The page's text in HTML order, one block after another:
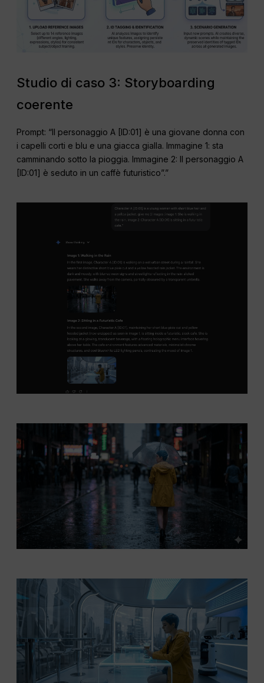
Studio di caso 3: Storyboarding
coerente
Prompt: “Il personaggio A [ID:01] è una giovane donna con
i capelli corti e blu e una giacca gialla. Immagine 1: sta
camminando sotto la pioggia. Immagine 2: Il personaggio A
[ID:01] è seduto in un caffè futuristico”.”